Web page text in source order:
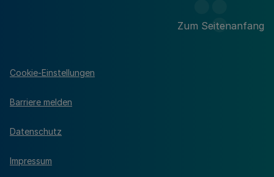
Zum Seitenanfang
Cookie-Einstellungen
Barriere melden
Datenschutz
Impressum